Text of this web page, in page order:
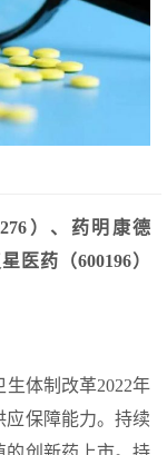
）、药明康德
医药（600196）
体制改革2022年
应保障能力。持续